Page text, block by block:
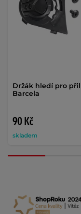
Držák hledí pro
Barcela
90 Kč
skladem